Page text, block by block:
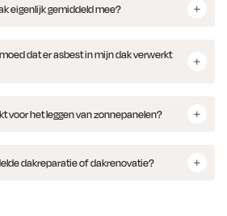
eigenlijk gemiddeld mee?
dat er asbest in mijn dak verwerkt
voor het leggen van zonnepanelen?
dakreparatie of dakrenovatie?